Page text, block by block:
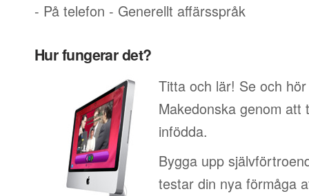
- På telefon - Generellt affärsspråk
Hur fungerar det?
Titta och lär! Se och
Makedonska genom att
infödda.
Bygga upp
testar din nya förmåga